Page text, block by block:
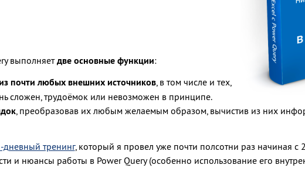
выполняетдве основные функции:
почти любых внешних источников, в том числе и тех,
сложен, трудоёмок или невозможен в принципе.
, преобразовав их любым желаемым образом, вычистив из них
тренинг, который я провел уже почти полсотни раз начиная с
и нюансы работы в Power Query (особенно использование его